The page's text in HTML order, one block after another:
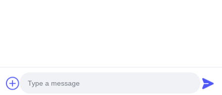
Política de Privacidade
| © 2018-2026 BLOOM(suzhou) Materials Co.,Ltd.
Todos os direitos reservados..